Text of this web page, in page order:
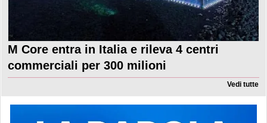
M Core entra in Italia e rileva 4 centri
commerciali per 300 milioni
Vedi tutte